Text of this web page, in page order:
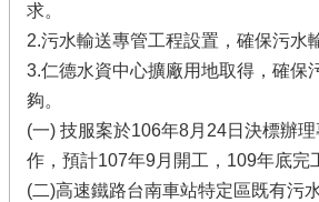
求。
2.污水輸送專管工程設置，確保污水
3.仁德水資中心擴廠用地取得，確保
夠。
(一) 技服案於106年8月24日決標辦
作，預計107年9月開工，109年底完
(二)高速鐵路台南車站特定區既有污